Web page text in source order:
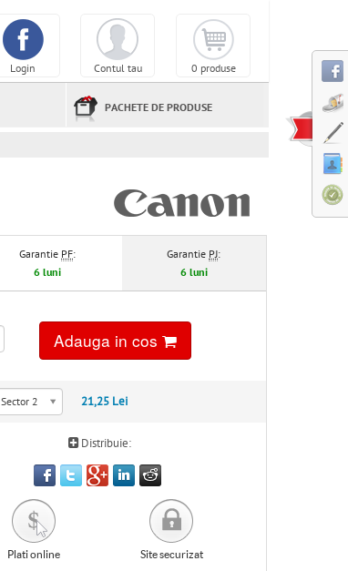
0 produse
Contul tau
Login
PACHETE DE PRODUSE
Garantie PF:
6 luni
Garantie PJ:
6 luni
Adauga in cos
Sector 2 21,25 Lei
Distribuie:
Plati online Site securizat